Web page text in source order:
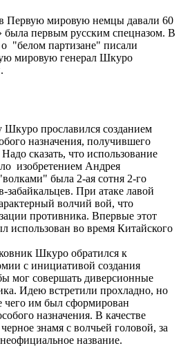
Первую мировую немцы давали 60
была первым русским спецназом. В
"белом партизане" писали
мировую генерал Шкуро
прославился созданием
назначения, получившего
сказать, что использование
изобретением Андрея
была 2-ая сотня 2-го
забайкальцев. При атаке лавой
волчий вой, что
противника. Впервые этот
использован во время Китайского
Шкуро обратился к
с инициативой создания
мог совершать диверсионные
Идею встретили прохладно, но
им был сформирован
назначения. В качестве
знамя с волчьей головой, за
название.